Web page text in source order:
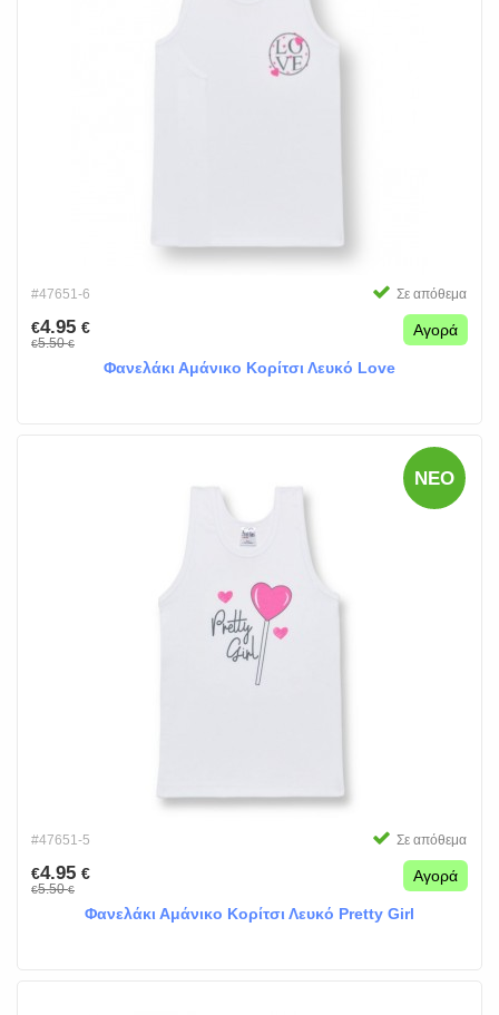
#47651-6 Σε απόθεμα
€4.95 €
€5.50€
Αγορά
Φανελάκι Αμάνικο Κορίτσι Λευκό Love
ΝΈΟ
#47651-5 Σε απόθεμα
€4.95 €
€5.50€
Αγορά
Φανελάκι Αμάνικο Κορίτσι Λευκό Pretty Girl